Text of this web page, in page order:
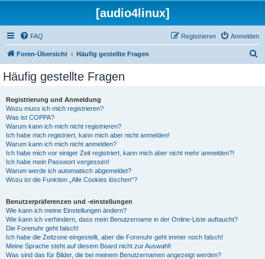
[audio4linux]
FAQ Anmelden
Registrieren
Foren-Übersicht Häufig gestellte Fragen
Häufig gestellte Fragen
Registrierung und Anmeldung
Wozu muss ich mich registrieren?
Was ist COPPA?
Warum kann ich mich nicht registrieren?
Ich habe mich registriert, kann mich aber nicht anmelden!
Warum kann ich mich nicht anmelden?
Ich habe mich vor einiger Zeit registriert, kann mich aber nicht mehr anmelden?!
Ich habe mein Passwort vergessen!
Warum werde ich automatisch abgemeldet?
Wozu ist die Funktion „Alle Cookies löschen“?
Benutzerpräferenzen und -einstellungen
Wie kann ich meine Einstellungen ändern?
Wie kann ich verhindern, dass mein Benutzername in der Online-Liste auftaucht?
Die Forenuhr geht falsch!
Ich habe die Zeitzone eingestellt, aber die Forenuhr geht immer noch falsch!
Meine Sprache steht auf diesem Board nicht zur Auswahl!
Was sind das für Bilder, die bei meinem Benutzernamen angezeigt werden?